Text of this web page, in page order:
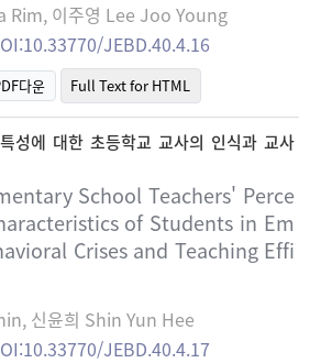
Rim, 이주영 Lee Joo Young
JEBD.40.4.16
다운 Full Text for HTML
성에 대한 초등학교 교사의 인식과 교사
School Teachers' Perce
of Students in Em
Crises and Teaching Effi
신윤희 Shin Yun Hee
JEBD.40.4.17